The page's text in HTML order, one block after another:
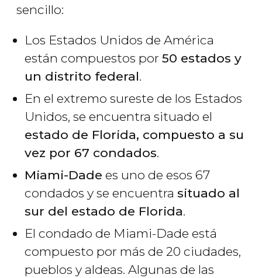
sencillo:
Los Estados Unidos de América
están compuestos por 50 estados y
un distrito federal.
En el extremo sureste de los Estados
Unidos, se encuentra situado el
estado de Florida, compuesto a su
vez por 67 condados.
Miami-Dade es uno de esos 67
condados y se encuentra situado al
sur del estado de Florida.
El condado de Miami-Dade está
compuesto por más de 20 ciudades,
pueblos y aldeas. Algunas de las